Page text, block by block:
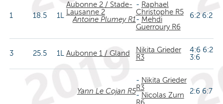
1 18.5 1L
Aubonne 2 / Stade-
Lausanne 2
Antoine Plumey R1
- Raphael
Christophe R5
- Mehdi
Guerroury R6
6:2 6:2
3 25.5 1L Aubonne 1 / Gland
Nikita Grieder
R3
4:6 6:2
3:6
Yann Le Cojan R5
- Nikita Grieder
R3
- Nicolas Zurn
2:6 6:7